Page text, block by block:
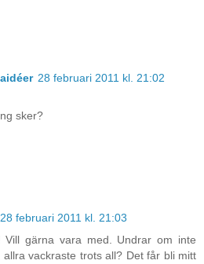
28 februari 2011 kl. 21:02
sker?
28 februari 2011 kl. 21:03
Vill gärna vara med. Undrar om inte
vackraste trots all? Det får bli mitt